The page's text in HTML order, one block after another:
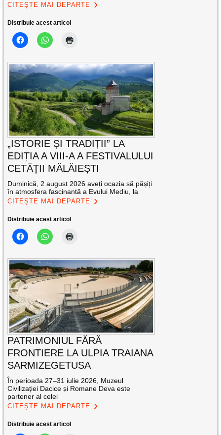
CITEȘTE MAI DEPARTE
Distribuie acest articol
„ISTORIE ȘI TRADIȚII” LA
EDIȚIA A VIII-A A FESTIVALULUI
CETĂȚII MĂLĂIEȘTI
Duminică, 2 august 2026 aveți ocazia să pășiți
în atmosfera fascinantă a Evului Mediu, la
CITEȘTE MAI DEPARTE
Distribuie acest articol
PATRIMONIUL FĂRĂ
FRONTIERE LA ULPIA TRAIANA
SARMIZEGETUSA
În perioada 27–31 iulie 2026, Muzeul
Civilizației Dacice și Romane Deva este
partener al celei
CITEȘTE MAI DEPARTE
Distribuie acest articol